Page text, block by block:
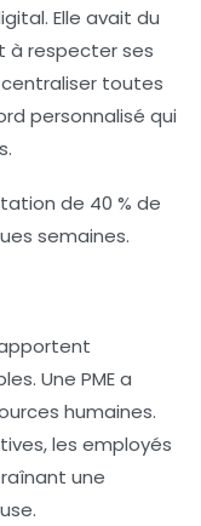
Elle avait du
à respecter ses
centraliser toutes
personnalisé qui
de 40 % de
semaines.
Une PME a
humaines.
les employés
une